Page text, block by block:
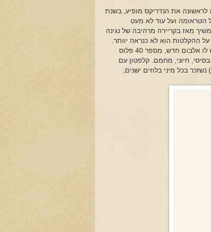
לראשונה את הנדריקס מופיע, בשנת
על הטראומה ועל עוד לא מעט
מאז בקריירה מרהיבה של נגינה
להופיע. אבל על ההקלטות הוא לא כנראה יוותר.
הוא לא מפסיק כבר חמישים שנה, עם הרכבים שונים ומאז 1970 כסולן. עכשיו יש לו אלבום חדש, מספר 40 פלוס
חיוני, מחמם. קלפטון עם
נשזכר בכל מיני בלוזים ישנים,